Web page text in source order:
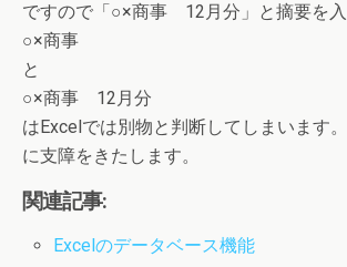
ですので「○×商事 12月分」と摘要を入
○×商事
と
○×商事 12月分
はExcelでは別物と判断してしまいます
に支障をきたします。
関連記事:
Excelのデータベース機能